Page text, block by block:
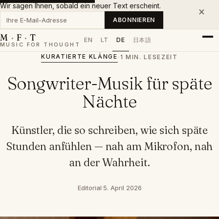
Wir sagen Ihnen, sobald ein neuer Text erscheint.
Ihre E-Mail-Adresse ABONNIEREN
×
M · F · T
MUSIC FOR THOUGHT
EN LT DE 日本語
KURATIERTE KLÄNGE · 1 MIN. LESEZEIT
Songwriter-Musik für späte
Nächte
Künstler, die so schreiben, wie sich späte
Stunden anfühlen — nah am Mikrofon, nah
an der Wahrheit.
Editorial·5. April 2026